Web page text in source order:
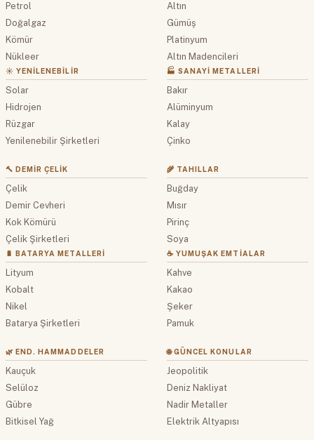
Petrol
Doğalgaz
Kömür
Nükleer
☀️ YENILENEBILIR
Solar
Hidrojen
Rüzgar
Yenilenebilir Şirketleri
Altın
Gümüş
Platinyum
Altın Madencileri
🏭 SANAYI METALLERI
Bakır
Alüminyum
Kalay
Çinko
🔨 DEMIR ÇELIK
Çelik
Demir Cevheri
Kok Kömürü
Çelik Şirketleri
🔋 BATARYA METALLERI
Lityum
Kobalt
Nikel
Batarya Şirketleri
🌾 TAHILLAR
Buğday
Mısır
Pirinç
Soya
☕ YUMUŞAK EMTIALAR
Kahve
Kakao
Şeker
Pamuk
🌿 END. HAMMADDELER
Kauçuk
Selüloz
Gübre
Bitkisel Yağ
🌐 GÜNCEL KONULAR
Jeopolitik
Deniz Nakliyat
Nadir Metaller
Elektrik Altyapısı